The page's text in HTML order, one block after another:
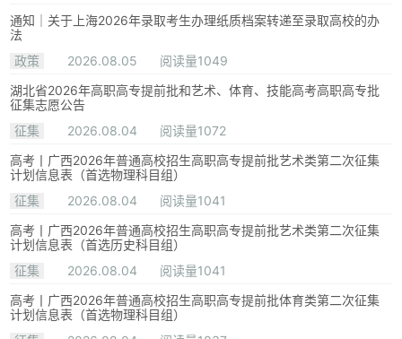
通知｜关于上海2026年录取考生办理纸质档案转递至录取高校的办
法
政策
2026.08.05
阅读量1049
湖北省2026年高职高专提前批和艺术、体育、技能高考高职高专批
征集志愿公告
征集
2026.08.04
阅读量1072
高考丨广西2026年普通高校招生高职高专提前批艺术类第二次征集
计划信息表（首选物理科目组）
征集
2026.08.04
阅读量1041
高考丨广西2026年普通高校招生高职高专提前批艺术类第二次征集
计划信息表（首选历史科目组）
征集
2026.08.04
阅读量1041
高考丨广西2026年普通高校招生高职高专提前批体育类第二次征集
计划信息表（首选物理科目组）